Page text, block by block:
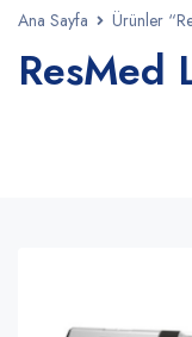
Ana Sayfa Ürünler
ResMed